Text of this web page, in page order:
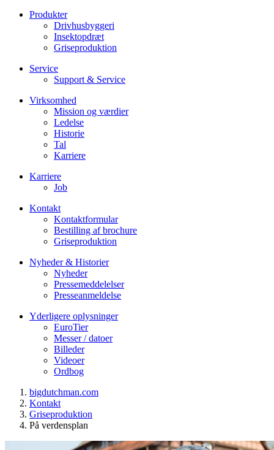
Produkter
Drivhusbyggeri
Insektopdræt
Griseproduktion
Service
Support & Service
Virksomhed
Mission og værdier
Ledelse
Historie
Tal
Karriere
Karriere
Job
Kontakt
Kontaktformular
Bestilling af brochure
Griseproduktion
Nyheder & Historier
Nyheder
Pressemeddelelser
Presseanmeldelse
Yderligere oplysninger
EuroTier
Messer / datoer
Billeder
Videoer
Ordbog
bigdutchman.com
Kontakt
Griseproduktion
På verdensplan